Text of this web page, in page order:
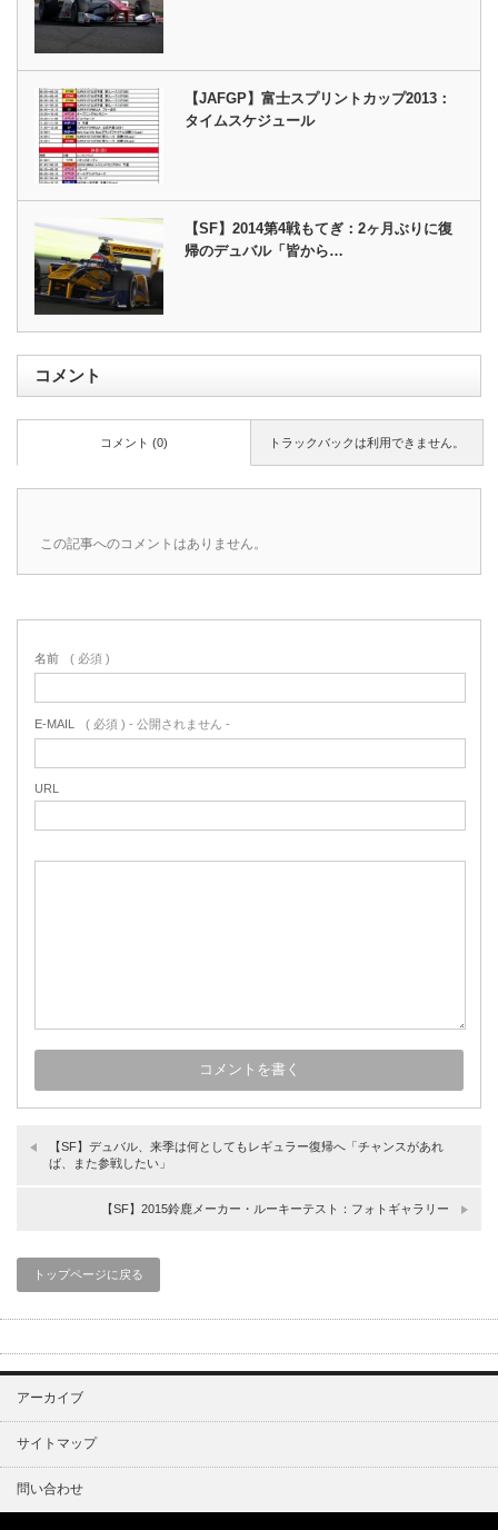
【JAFGP】富士スプリントカップ2013：
タイムスケジュール
【SF】2014第4戦もてぎ：2ヶ月ぶりに復
帰のデュバル「皆から…
コメント
トラックバックは利用できません。
コメント (0)
この記事へのコメントはありません。
名前 ( 必須 )
E-MAIL ( 必須 ) - 公開されません -
URL
【SF】デュバル、来季は何としてもレギュラー復帰へ「チャンスがあれ
ば、また参戦したい」
【SF】2015鈴鹿メーカー・ルーキーテスト：フォトギャラリー
トップページに戻る
アーカイブ
サイトマップ
問い合わせ